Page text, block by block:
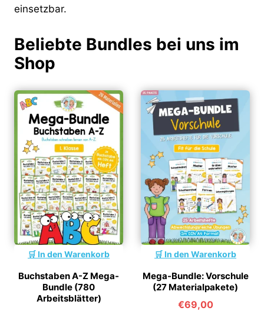
einsetzbar.
Beliebte Bundles bei uns im
Shop
In den Warenkorb
Buchstaben A-Z Mega-
Bundle (780
Arbeitsblätter)
In den Warenkorb
Mega-Bundle: Vorschule
(27 Materialpakete)
€69,00